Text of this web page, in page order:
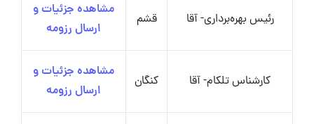
رئیس بهره‌برداری- آقا قشم
مشاهده جزئیات و
ارسال رزومه
کارشناس تلکام- آقا کنگان
مشاهده جزئیات و
ارسال رزومه